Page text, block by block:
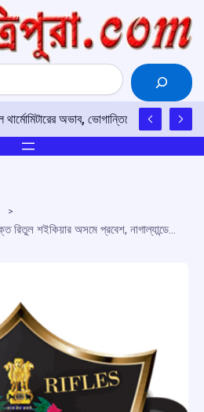
অভাব, ভোগান্তিতে জ্বরাক্রান্ত
আলফা (স্বা)-এর কবজা থেকে মুক্ত রিতুল শইকিয়ার অসমে প্রবেশ, নাগাল্যান্ডের মায়ানমার সীমান্ত নিয়ে এসেছে আসাম রাইফেলস